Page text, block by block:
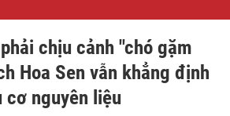
chịu cảnh "chó gặm
Hoa Sen vẫn khẳng định
nguyên liệu